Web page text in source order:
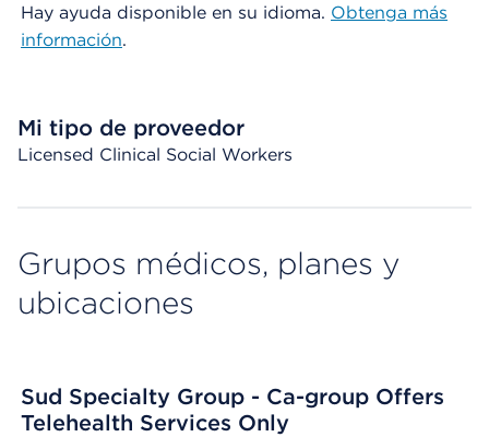
Hay ayuda disponible en su idioma. Obtenga más
información.
Mi tipo de proveedor
Licensed Clinical Social Workers
Grupos médicos, planes y
ubicaciones
Sud Specialty Group - Ca-group Offers
Telehealth Services Only